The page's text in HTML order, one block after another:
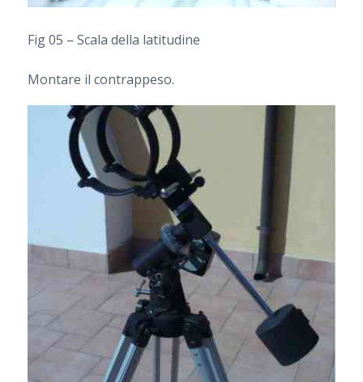
Fig 05 – Scala della latitudine
Montare il contrappeso.